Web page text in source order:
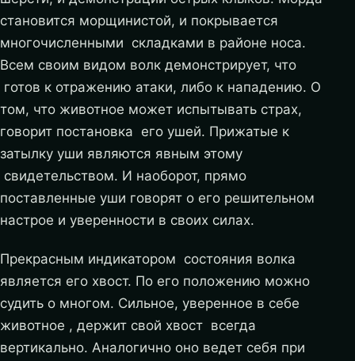
становится морщинистой, и покрывается
многочисленными складками в районе носа.
Всем своим видом волк демонстрирует, что
готов к отражению атаки, либо к нападению. О
том, что животное может испытывать страх,
говорит постановка его ушей. Прижатые к
затылку уши являются явным этому
свидетельством. И наоборот, прямо
поставленные уши говорят о его решительном
настрое и уверенности в своих силах.
Прекрасным индикатором состояния волка
является его хвост. По его положению можно
судить о многом. Сильное, уверенное в себе
животное , держит свой хвост всегда
вертикально. Аналогично оно ведет себя при